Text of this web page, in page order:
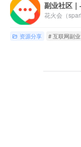
资源分享 # 互联网副业